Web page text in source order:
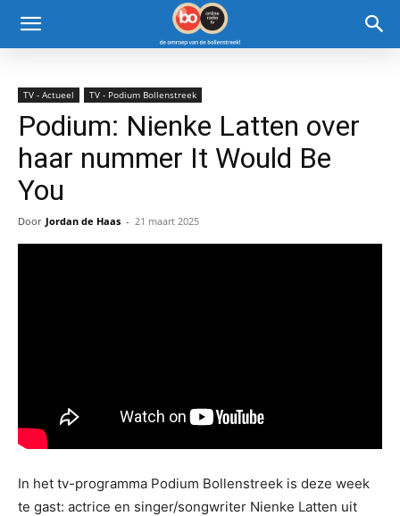
TV - Actueel TV - Podium Bollenstreek
Podium: Nienke Latten over
haar nummer It Would Be
You
Door Jordan de Haas - 21 maart 2025
In het tv-programma Podium Bollenstreek is deze week
te gast: actrice en singer/songwriter Nienke Latten uit